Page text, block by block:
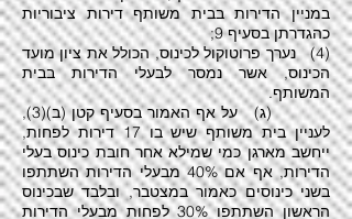
במניין הדירות בבית משותף דירות ציבוריות
כהגדרתן בסעיף 9;
(4) נערך פרוטוקול לכינוס, הכולל את ציון מועד
הכינוס, אשר נמסר לבעלי הדירות בבית
המשותף.
(ג) על אף האמור בסעיף קטן (ב)(3),
לעניין בית משותף שיש בו 17 דירות לפחות,
ייחשב מארגן כמי שמילא אחר חובת כינוס בעלי
הדירות, אף אם 40% מבעלי הדירות השתתפו
בשני כינוסים כאמור במצטבר, ובלבד שבכינוס
הראשון השתתפו 30% לפחות מבעלי הדירות